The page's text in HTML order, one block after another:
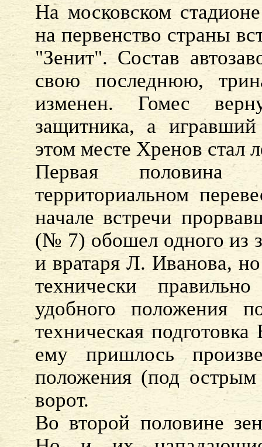
На московском
на первенство страны
"Зенит". Состав
свою последнюю,
изменен. Гомес
защитника, а
этом месте Хренов стал
Первая половина
территориальном
начале встречи
(№ 7) обошел одного из
и вратаря Л. Иванова,
технически
удобного положения
техническая
ему пришлось
положения (под
ворот.
Во второй половине